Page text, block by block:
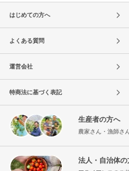
はじめての方へ
よくある質問
運営会社
特商法に基づく表記
生産者の方へ
農家さん・漁師さ
法人・自治体の